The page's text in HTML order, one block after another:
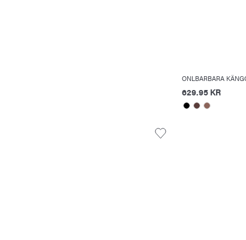
ONLBARBARA
629.95 KR